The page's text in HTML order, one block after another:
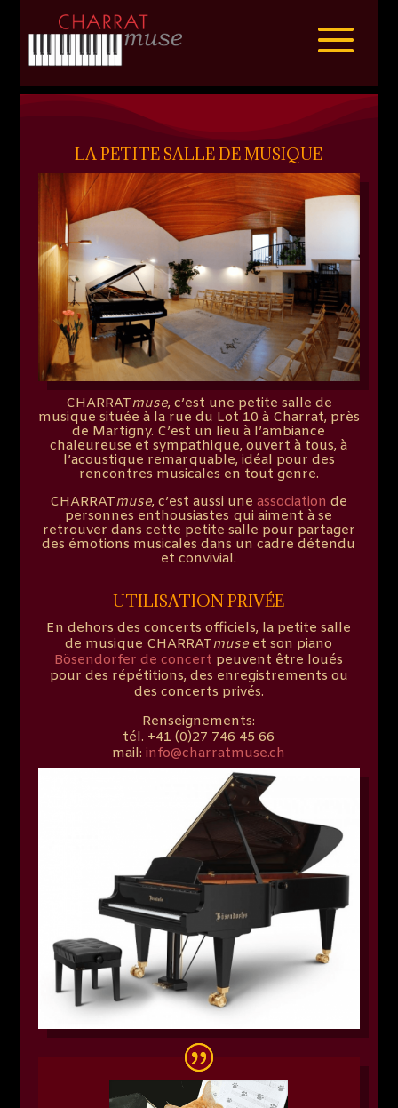
LA PETITE SALLE DE MUSIQUE
CHARRATmuse, c’est une petite salle de
musique située à la rue du Lot 10 à Charrat, près
de Martigny. C’est un lieu à l’ambiance
chaleureuse et sympathique, ouvert à tous, à
l’acoustique remarquable, idéal pour des
rencontres musicales en tout genre.
CHARRATmuse, c’est aussi une association de
personnes enthousiastes qui aiment à se
retrouver dans cette petite salle pour partager
des émotions musicales dans un cadre détendu
et convivial.
UTILISATION PRIVÉE
En dehors des concerts officiels, la petite salle
de musique CHARRATmuse et son piano
Bösendorfer de concert peuvent être loués
pour des répétitions, des enregistrements ou
des concerts privés.
Renseignements:
tél. +41 (0)27 746 45 66
mail:info@charratmuse.ch